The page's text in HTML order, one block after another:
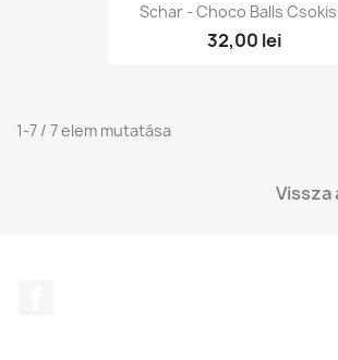
Schar - Choco Balls
32,00 lei
1-7 / 7 elem mutatása